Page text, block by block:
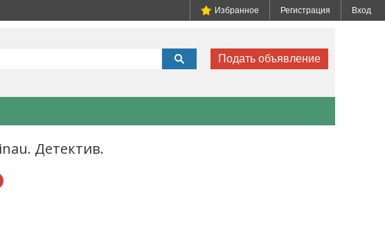
Подать объявление
Детектив.
Избранное Регистрация Вход